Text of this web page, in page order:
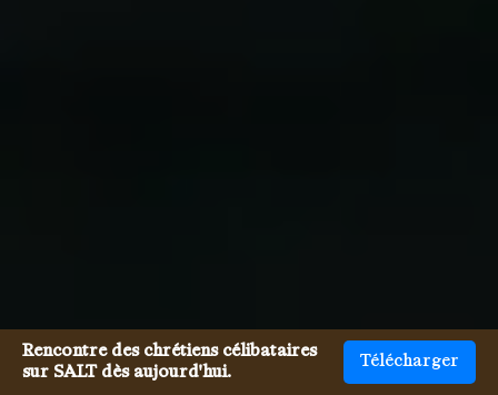
Rencontre des chrétiens célibataires
sur SALT dès aujourd'hui.
Télécharger